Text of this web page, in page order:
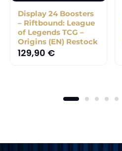
Display 24 Boosters
– Riftbound: League
of Legends TCG –
Origins (EN) Restock
129,90 €